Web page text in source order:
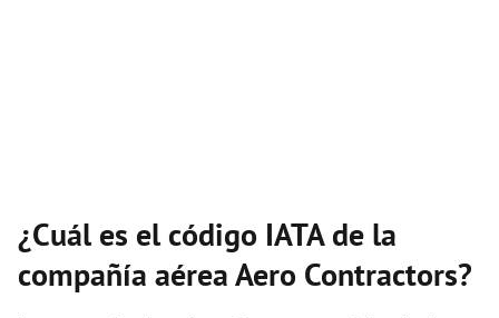
¿Cuál es el código IATA de la
compañía aérea Aero Contractors?